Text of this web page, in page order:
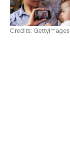
Credits: Gettyimages